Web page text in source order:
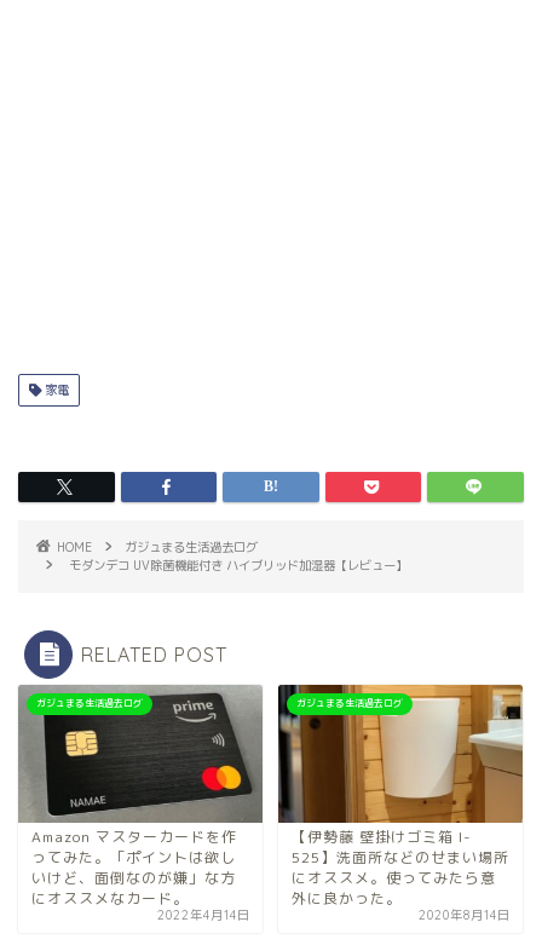
家電
HOME
ガジュまる生活過去ログ
モダンデコ UV除菌機能付き ハイブリッド加湿器【レビュー】
RELATED POST
ガジュまる生活過去ログ
Amazon マスターカードを作
ってみた。「ポイントは欲し
いけど、面倒なのが嫌」な方
にオススメなカード。
2022年4月14日
ガジュまる生活過去ログ
【伊勢藤 壁掛けゴミ箱 I-
525】洗面所などのせまい場所
にオススメ。使ってみたら意
外に良かった。
2020年8月14日